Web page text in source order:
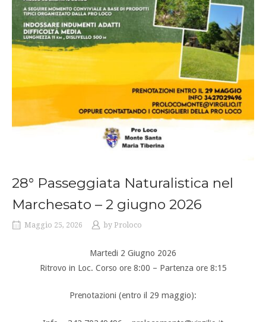
28° Passeggiata Naturalistica nel
Marchesato – 2 giugno 2026
Maggio 25, 2026 by Proloco
Martedi 2 Giugno 2026
Ritrovo in Loc. Corso ore 8:00 – Partenza ore 8:15
Prenotazioni (entro il 29 maggio):